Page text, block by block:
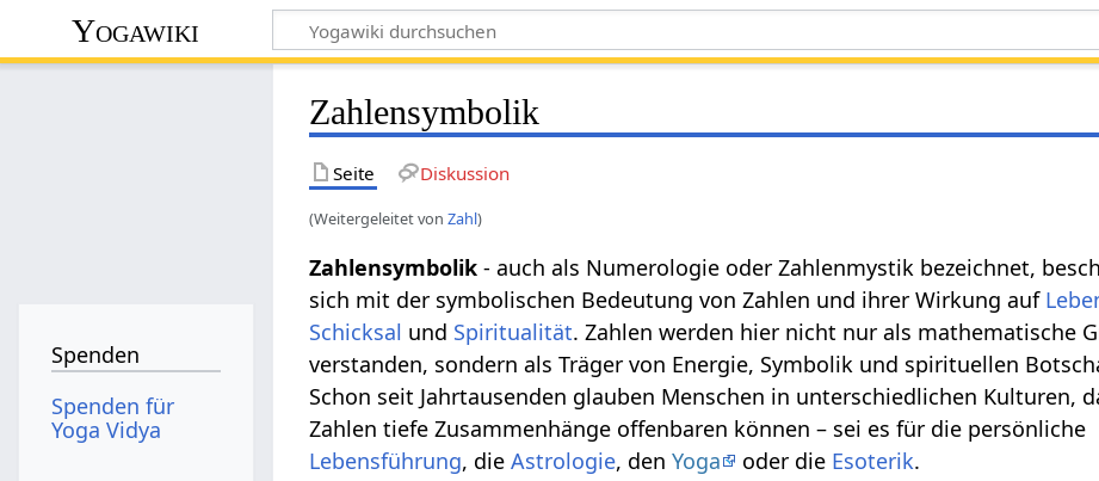
Yogawiki
Zahlensymbolik
Seite Diskussion
(Weitergeleitet vonZahl)
Zahlensymbolik - auch als Numerologie oder Zahlenmystik bezeichnet,
sich mit der symbolischen Bedeutung von Zahlen und ihrer Wirkung auf
Schicksal und Spiritualität. Zahlen werden hier nicht nur als mathematische
verstanden, sondern als Träger von Energie, Symbolik und spirituellen
Schon seit Jahrtausenden glauben Menschen in unterschiedlichen Kulturen,
Zahlen tiefe Zusammenhänge offenbaren können – sei es für die persönliche
Lebensführung, dieAstrologie, denYoga oder die Esoterik.
Spenden
Spenden für
Yoga Vidya